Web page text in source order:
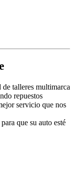
talleres multimarca
repuestos
servicio que nos
que su auto esté